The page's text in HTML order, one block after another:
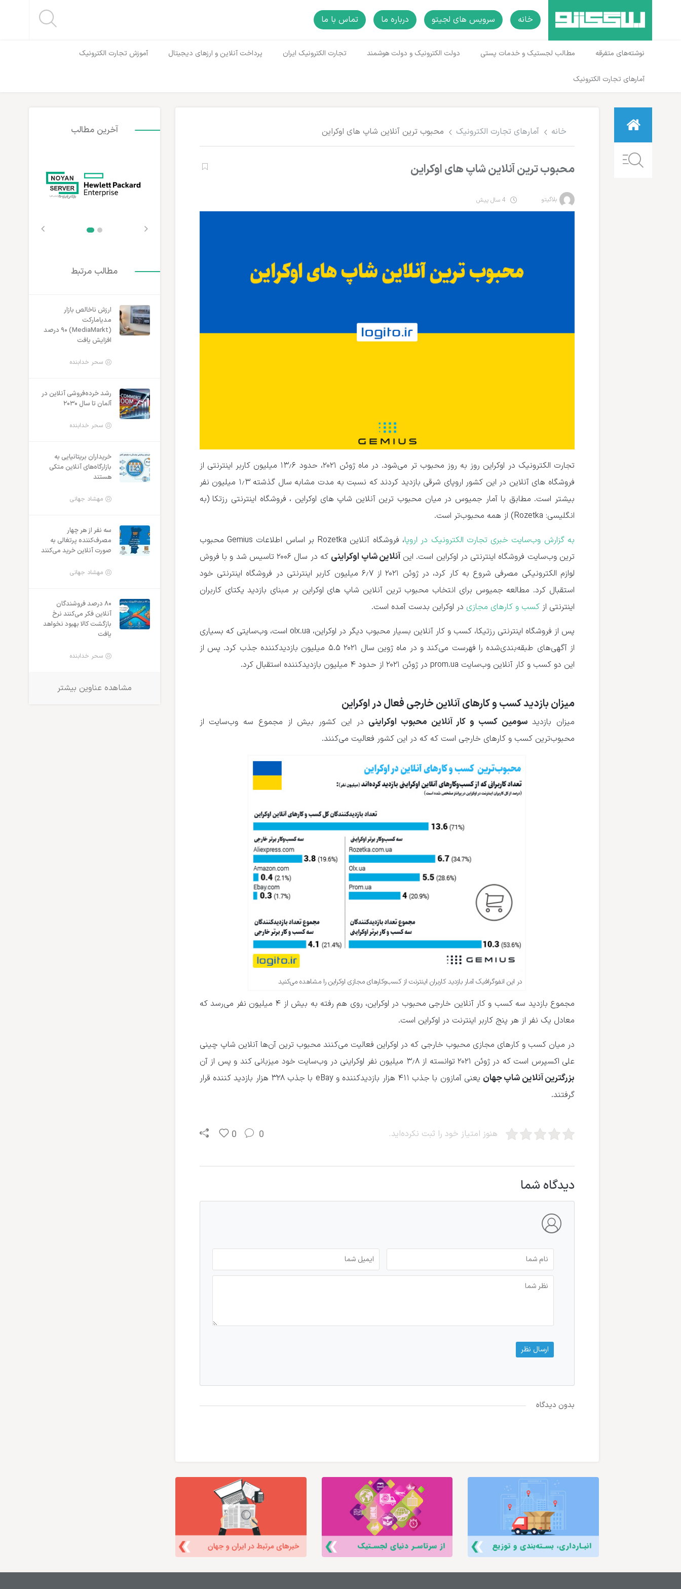
خانه سرویس های لجیتو درباره ما تماس با ما
نوشته‌های متفرقه مطالب لجستیک و خدمات پستی دولت الکترونیک و دولت هوشمند تجارت الکترونیک ایران پرداخت آنلاین و ارزهای دیجیتال آموزش تجارت الکترونیک
آمارهای تجارت الکترونیک
خانه آمارهای تجارت الکترونیک محبوب ترین آنلاین شاپ های اوکراین
محبوب ترین آنلاین شاپ های اوکراین
بلاگیتو
تجارت الکترونیک در اوکراین روز به روز محبوب تر می‌شود. در ماه ژوئن ۲۰۲۱، حدود ۱۳٫۶ میلیون کاربر اینترنتی از
فروشگاه های آنلاین در این کشور اروپای شرقی بازدید کردند که نسبت به مدت مشابه سال گذشته ۱٫۳ میلیون نفر
بیشتر است. مطابق با آمار جمیوس در میان محبوب ترین آنلاین شاپ های اوکراین ، فروشگاه اینترنتی رزتکا (به
انگلیسی: Rozetka) از همه محبوب‌تر است.
به گزارش وب‌سایت خبری تجارت الکترونیک در اروپا
، فروشگاه آنلاین Rozetka بر اساس اطلاعات Gemius محبوب
ترین وب‌سایت فروشگاه اینترنتی در اوکراین است. اینآنلاین شاپ اوکراینی
که در سال ۲۰۰۶ تاسیس شد و با فروش
لوازم الکترونیکی مصرفی شروع به کار کرد، در ژوئن ۲۰۲۱ از ۶٫۷ میلیون کاربر اینترنتی در فروشگاه اینترنتی خود
استقبال کرد. مطالعه جمیوس برای انتخاب محبوب ترین آنلاین شاپ های اوکراین بر مبنای بازدید یکتای کاربران
اینترنتی از کسب و کارهای مجازی در اوکراین بدست آمده است.
پس از فروشگاه اینترنتی رزتیکا، کسب و کار آنلاین بسیار محبوب دیگر در اوکراین، olx.ua است، وب‌سایتی که بسیاری
از آگهی‌های طبقه‌بندی‌شده را فهرست می‌کند و در ماه ژوین سال ۲۰۲۱ ۵.۵ میلیون بازدیدکننده جذب کرد. پس از
این دو کسب و کار آنلاین وب‌سایت prom.ua در ژوئن ۲۰۲۱ از حدود ۴ میلیون بازدیدکننده استقبال کرد.
میزان بازدید کسب و کارهای آنلاین خارجی فعال در اوکراین
میزان بازدیدسومین کسب و کار آنلاین محبوب اوکراینی در این کشور بیش از مجموع سه وب‌سایت از
محبوب‌ترین کسب و کارهای خارجی‌ است که که در این کشور فعالیت می‌کنند.
در این انفوگرافیک آمار بازدید کاربران اینترنت از کسب‌وکارهای مجازی اوکراین را مشاهده می‌کنید
مجموع بازدید سه کسب و کار آنلاین خارجی محبوب در اوکراین، روی هم رفته به بیش از ۴ میلیون نفر می‌رسد که
معادل یک نفر از هر پنج کاربر اینترنت در اوکراین است.
در میان کسب و کارهای مجازی محبوب خارجی که در اوکراین فعالیت می‌کنند محبوب ترین آن‌ها آنلاین شاپ چینی
علی اکسپرس است که در ژوئن ۲۰۲۱ توانسته از ۳٫۸ میلیون نفر اوکراینی در وب‌سایت خود میزبانی کند و پس از آن
بزرگترین آنلاین شاپ جهان
یعنی آمازون با جذب ۴۱۱ هزار بازدیدکننده و eBay با جذب ۳۲۸ هزار بازدید کننده قرار
گرفتند.
هنوز امتیاز خود را ثبت نکرده‌اید. 0 0
دیدگاه شما
بدون دیدگاه
آخرین مطالب
مطالب مرتبط
ارزش ناخالص بازار
مدیامارکت
(MediaMarkt) ۹۰ درصد
افزایش یافت
سحر خدابنده
رشد خرده‌فروشی آنلاین در
آلمان تا سال ۲۰۳۰
سحر خدابنده
خریداران بریتانیایی به
بازارگاه‌های آنلاین متکی
هستند
مهشاد جهانی
سه نفر از هر چهار
مصرف‌کننده پرتغالی به
صورت آنلاین خرید می‌کنند
مهشاد جهانی
۸۰ درصد فروشندگان
آنلاین فکر می‌کنند نرخ
بازگشت کالا بهبود نخواهد
یافت
سحر خدابنده
مشاهده عناوین بیشتر